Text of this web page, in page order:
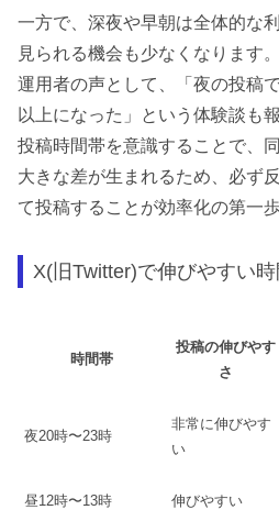
一方で、深夜や早朝は全体的な
見られる機会も少なくなります
運用者の声として、「夜の投稿
以上になった」という体験談も
投稿時間帯を意識することで、
大きな差が生まれるため、必ず
て投稿することが効率化の第一歩
X(旧Twitter)で伸びやすい
時間帯
投稿の伸びやす
さ
夜20時〜23時
非常に伸びやす
い
昼12時〜13時 伸びやすい